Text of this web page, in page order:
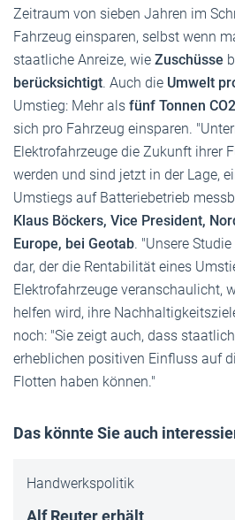
Zeitraum von sieben Jahren im
Fahrzeug einsparen, selbst wenn
staatliche Anreize, wie Zuschüsse
berücksichtigt. Auch die Umwelt
Umstieg: Mehr als fünf Tonnen
sich pro Fahrzeug einsparen.
Elektrofahrzeuge die Zukunft ihrer
werden und sind jetzt in der Lage,
Umstiegs auf Batteriebetrieb
Klaus Böckers, Vice President,
Europe, bei Geotab. "Unsere
dar, der die Rentabilität eines
Elektrofahrzeuge veranschaulicht,
helfen wird, ihre
noch: "Sie zeigt auch, dass
erheblichen positiven Einfluss auf
Flotten haben können."
Das könnte Sie auch
Handwerkspolitik
Alf Reuter erhält